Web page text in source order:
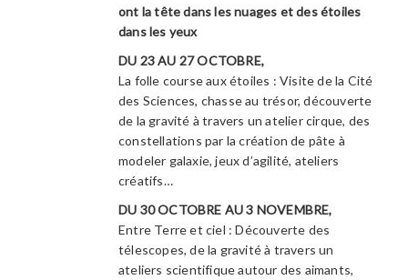
ont la tête dans les nuages et des étoiles
dans les yeux
DU 23 AU 27 OCTOBRE,
La folle course aux étoiles : Visite de la Cité
des Sciences, chasse au trésor, découverte
de la gravité à travers un atelier cirque, des
constellations par la création de pâte à
modeler galaxie, jeux d’agilité, ateliers
créatifs…
DU 30 OCTOBRE AU 3 NOVEMBRE,
Entre Terre et ciel : Découverte des
télescopes, de la gravité à travers un
ateliers scientifique autour des aimants,